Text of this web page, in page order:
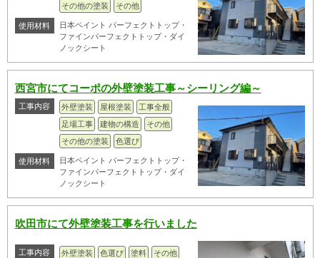
その他の塗装
その他
使用材料
日本ペイント パーフェクトトップ・
ファインパーフェクトトップ・ダイ
ノックシート
西宮市にてコーポの外壁塗装工事～シーリング編～
工事内容 外壁塗装 屋根塗装
工事全般
足場工事
建物の構造
その他
その他の塗装
色選び
使用材料
日本ペイント パーフェクトトップ・
ファインパーフェクトトップ・ダイ
ノックシート
吹田市にて外壁塗装工事を行いました
工事内容 外壁塗装 色選び 塗料 その他